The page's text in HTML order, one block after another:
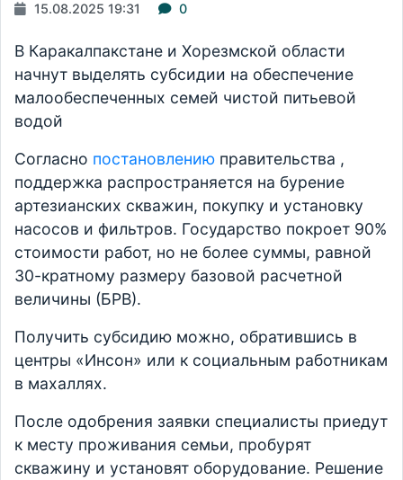
15.08.2025 19:31 0
В Каракалпакстане и Хорезмской области
начнут выделять субсидии на обеспечение
малообеспеченных семей чистой питьевой
водой
Согласно постановлению правительства ,
поддержка распространяется на бурение
артезианских скважин, покупку и установку
насосов и фильтров. Государство покроет 90%
стоимости работ, но не более суммы, равной
30-кратному размеру базовой расчетной
величины (БРВ).
Получить субсидию можно, обратившись в
центры «Инсон» или к социальным работникам
в махаллях.
После одобрения заявки специалисты приедут
к месту проживания семьи, пробурят
скважину и установят оборудование. Решение